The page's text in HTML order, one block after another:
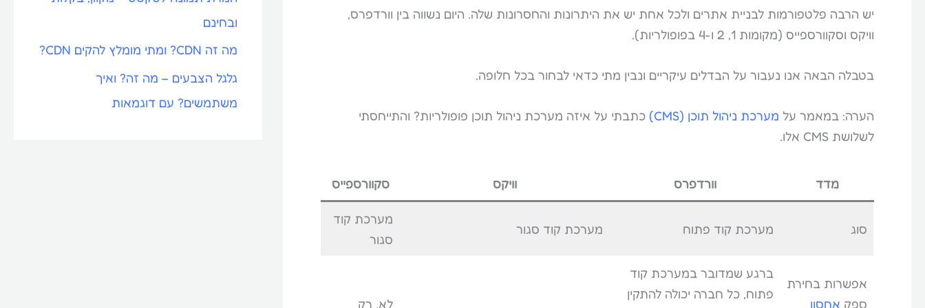
יש הרבה פלטפורמות לבניית אתרים ולכל אחת יש את היתרונות והחסרונות שלה. היום נשווה בין וורדפרס,
וויקס וסקוורספייס (מקומות 1, 2 ו-4 בפופולריות).
בטבלה הבאה אנו נעבור על הבדלים עיקריים ונבין מתי כדאי לבחור בכל חלופה.
הערה: במאמר על מערכת ניהול תוכן (CMS)
כתבתי על איזה מערכת ניהול תוכן פופולריות? והתייחסתי
לשלושת CMS אלו.
מדד וורדפרס וויקס סקוורספייס
סוג מערכת קוד פתוח מערכת קוד סגור
מערכת קוד
סגור
אפשרות בחירת
ספק אחסון
ברגע שמדובר במערכת קוד
פתוח, כל חברה יכולה להתקין
לא, רק
ובחינם
מה זה CDN? ומתי מומלץ להקים CDN?
גלגל הצבעים – מה זה? ואיך
משתמשים? עם דוגמאות